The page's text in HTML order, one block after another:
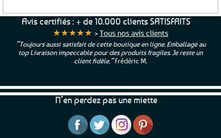
Avis certifiés : + de 10.000 clients SATISFAITS
★★★★★ > Tous nos avis clients
“Toujours aussi satisfait de cette boutique en ligne. Emballage au
top Livraison impeccable pour des produits fragiles. Je reste un
client fidèle.”Frédéric M.
N’en perdez pas une miette